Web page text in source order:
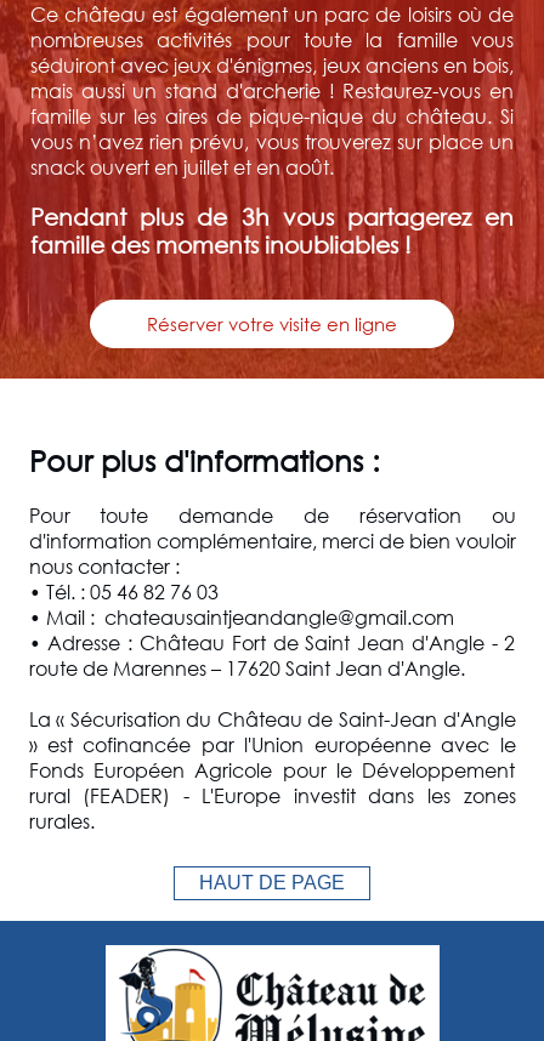
Ce château est également un parc de loisirs où de
nombreuses activités pour toute la famille vous
séduiront avec jeux d'énigmes, jeux anciens en bois,
mais aussi un stand d'archerie ! Restaurez-vous en
famille sur les aires de pique-nique du château. Si
vous n’avez rien prévu, vous trouverez sur place un
snack ouvert en juillet et en août.
Pendant plus de 3h vous partagerez en
famille des moments inoubliables !
Réserver votre visite en ligne
Pour plus d'informations :
Pour toute demande de réservation ou
d'information complémentaire, merci de bien vouloir
nous contacter :
• Tél. : 05 46 82 76 03
• Mail : chateausaintjeandangle@gmail.com
• Adresse : Château Fort de Saint Jean d'Angle - 2
route de Marennes – 17620 Saint Jean d'Angle.
La « Sécurisation du Château de Saint-Jean d'Angle
» est cofinancée par l'Union européenne avec le
Fonds Européen Agricole pour le Développement
rural (FEADER) - L'Europe investit dans les zones
rurales.
HAUT DE PAGE